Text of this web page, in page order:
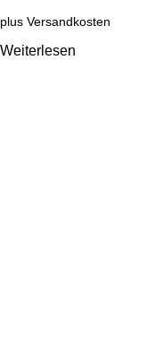
plus Versandkosten
Weiterlesen